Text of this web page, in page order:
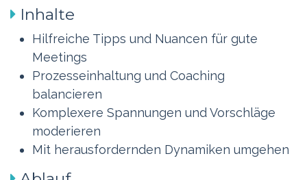
Inhalte
Hilfreiche Tipps und Nuancen für gute
Meetings
Prozesseinhaltung und Coaching
balancieren
Komplexere Spannungen und Vorschläge
moderieren
Mit herausfordernden Dynamiken umgehen